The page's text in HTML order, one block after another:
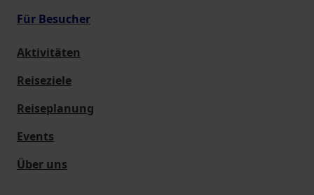
Für Besucher
Aktivitäten
Reiseziele
Reiseplanung
Events
Über uns